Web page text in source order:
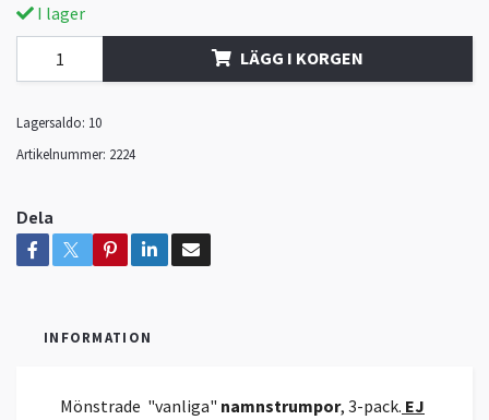
I lager
LÄGG I KORGEN
Lagersaldo: 10
Artikelnummer: 2224
Dela
INFORMATION
Mönstrade "vanliga" namnstrumpor, 3-pack. EJ